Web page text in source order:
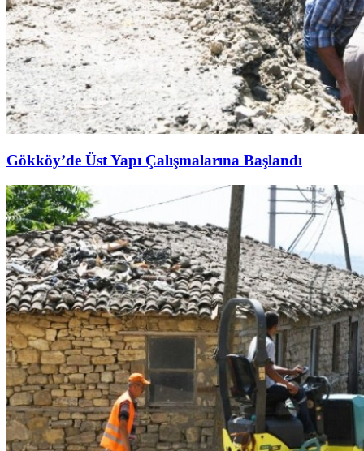
Gökköy’de Üst Yapı Çalışmalarına Başlandı